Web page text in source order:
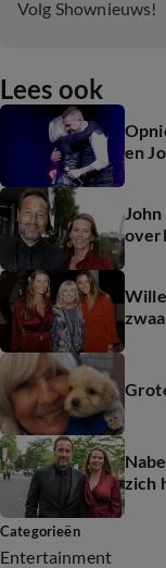
Volg Shownieuws!
Lees ook
en
zich
Categorieën
Entertainment